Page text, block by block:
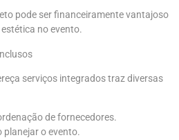
pode ser financeiramente vantajoso
no evento.
serviços integrados traz diversas
de fornecedores.
planejar o evento.